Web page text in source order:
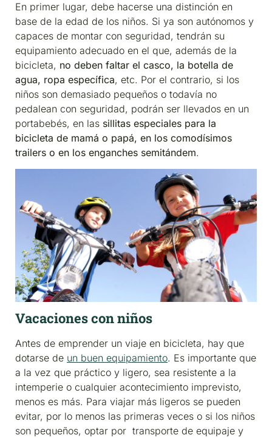
En primer lugar, debe hacerse una distinción en
base de la edad de los niños. Si ya son autónomos y
capaces de montar con seguridad, tendrán su
equipamiento adecuado en el que, además de la
bicicleta, no deben faltar el casco, la botella de
agua, ropa específica, etc. Por el contrario, si los
niños son demasiado pequeños o todavía no
pedalean con seguridad, podrán ser llevados en un
portabebés, en las sillitas especiales para la
bicicleta de mamá o papá, en los comodísimos
trailers o en los enganches semitándem.
Vacaciones con niños
Antes de emprender un viaje en bicicleta, hay que
dotarse de un buen equipamiento. Es importante que
a la vez que práctico y ligero, sea resistente a la
intemperie o cualquier acontecimiento imprevisto,
menos es más. Para viajar más ligeros se pueden
evitar, por lo menos las primeras veces o si los niños
son pequeños, optar por transporte de equipaje y